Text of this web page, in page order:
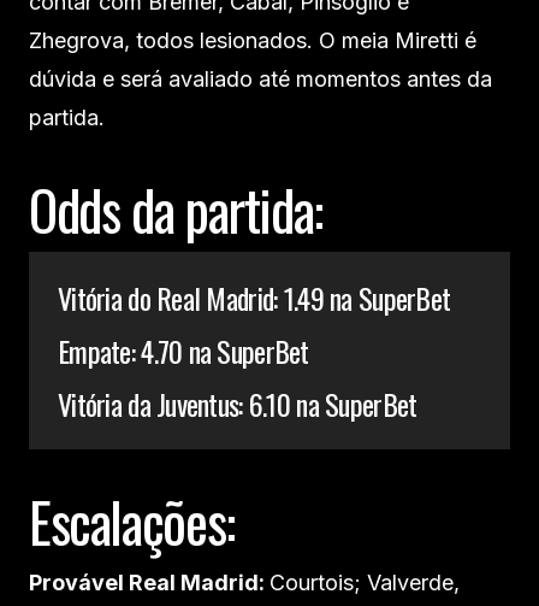
Zhegrova, todos lesionados. O meia Miretti é
dúvida e será avaliado até momentos antes da
partida.
Odds da partida:
Vitória do Real Madrid: 1.49 na SuperBet
Empate: 4.70 na SuperBet
Vitória da Juventus: 6.10 na SuperBet
Escalações:
Provável Real Madrid: Courtois; Valverde,